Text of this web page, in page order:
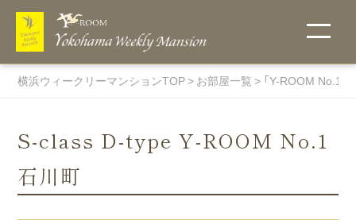
こだわりで探
す
す・物件一覧
す
ご入居までの
流れ
料金表
他社には真似
のできない当
ＯＸ
ルーム
横浜ウィークリーマンションTOP お部屋一覧 「Y-ROOM No.1
S-class D-type Y-ROOM No.1
石川町